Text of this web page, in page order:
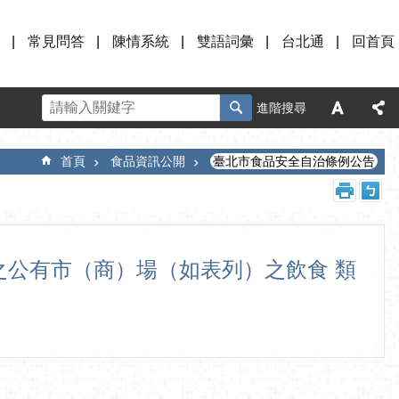
常見問答 陳情系統 雙語詞彙 台北通 回首頁
進階搜尋
首頁 食品資訊公開 臺北市食品安全自治條例公告
有市（商）場（如表列）之飲食 類